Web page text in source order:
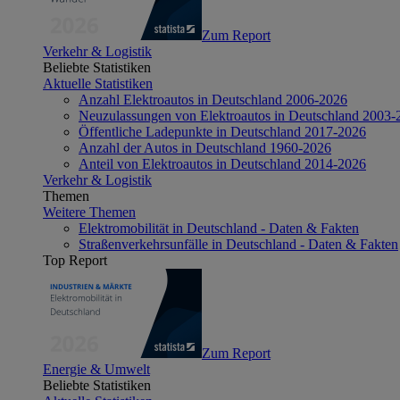
Zum Report
Verkehr & Logistik
Beliebte Statistiken
Aktuelle Statistiken
Anzahl Elektroautos in Deutschland 2006-2026
Neuzulassungen von Elektroautos in Deutschland 2003-
Öffentliche Ladepunkte in Deutschland 2017-2026
Anzahl der Autos in Deutschland 1960-2026
Anteil von Elektroautos in Deutschland 2014-2026
Verkehr & Logistik
Themen
Weitere Themen
Elektromobilität in Deutschland - Daten & Fakten
Straßenverkehrsunfälle in Deutschland - Daten & Fakten
Top Report
Zum Report
Energie & Umwelt
Beliebte Statistiken